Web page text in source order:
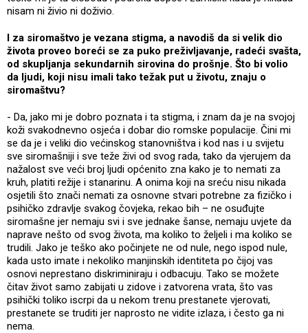
nisam ni živio ni doživio.
I za siromaštvo je vezana stigma, a navodiš da si velik dio
života proveo boreći se za puko preživljavanje, radeći svašta,
od skupljanja sekundarnih sirovina do prošnje. Što bi volio
da ljudi, koji nisu imali tako težak put u životu, znaju o
siromaštvu?
- Da, jako mi je dobro poznata i ta stigma, i znam da je na svojoj
koži svakodnevno osjeća i dobar dio romske populacije. Čini mi
se da je i veliki dio većinskog stanovništva i kod nas i u svijetu
sve siromašniji i sve teže živi od svog rada, tako da vjerujem da
nažalost sve veći broj ljudi općenito zna kako je to nemati za
kruh, platiti režije i stanarinu. A onima koji na sreću nisu nikada
osjetili što znači nemati za osnovne stvari potrebne za fizičko i
psihičko zdravlje svakog čovjeka, rekao bih – ne osuđujte
siromašne jer nemaju svi i sve jednake šanse, nemaju uvjete da
naprave nešto od svog života, ma koliko to željeli i ma koliko se
trudili. Jako je teško ako počinjete ne od nule, nego ispod nule,
kada usto imate i nekoliko manjinskih identiteta po čijoj vas
osnovi neprestano diskriminiraju i odbacuju. Tako se možete
čitav život samo zabijati u zidove i zatvorena vrata, što vas
psihički toliko iscrpi da u nekom trenu prestanete vjerovati,
prestanete se truditi jer naprosto ne vidite izlaza, i često ga ni
nema.